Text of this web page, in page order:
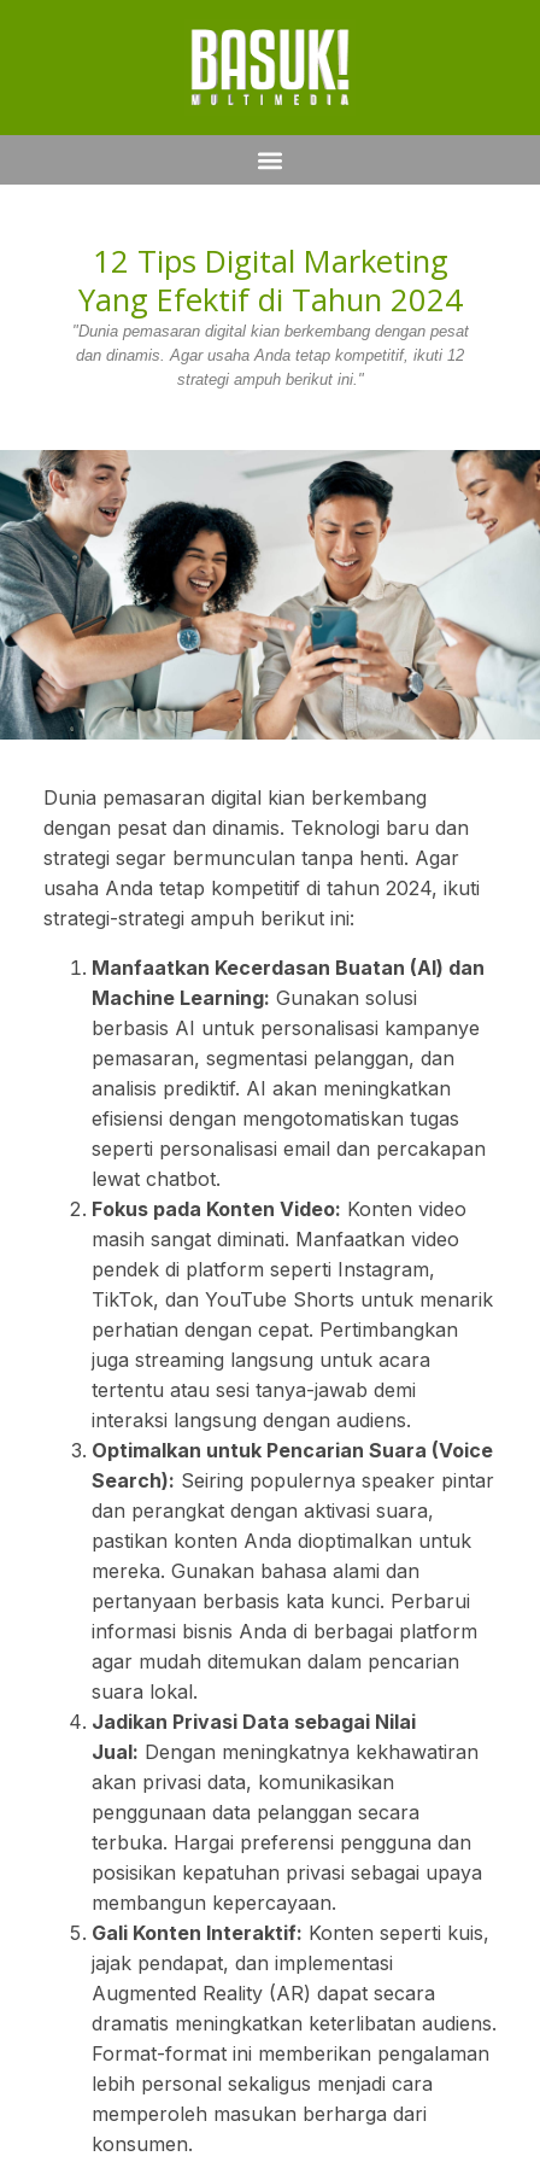
12 Tips Digital Marketing
Yang Efektif di Tahun 2024
"Dunia pemasaran digital kian berkembang dengan pesat
dan dinamis. Agar usaha Anda tetap kompetitif, ikuti 12
strategi ampuh berikut ini."
Dunia pemasaran digital kian berkembang
dengan pesat dan dinamis. Teknologi baru dan
strategi segar bermunculan tanpa henti. Agar
usaha Anda tetap kompetitif di tahun 2024, ikuti
strategi-strategi ampuh berikut ini:
Manfaatkan Kecerdasan Buatan (AI) dan
Machine Learning: Gunakan solusi
berbasis AI untuk personalisasi kampanye
pemasaran, segmentasi pelanggan, dan
analisis prediktif. AI akan meningkatkan
efisiensi dengan mengotomatiskan tugas
seperti personalisasi email dan percakapan
lewat chatbot.
Fokus pada Konten Video: Konten video
masih sangat diminati. Manfaatkan video
pendek di platform seperti Instagram,
TikTok, dan YouTube Shorts untuk menarik
perhatian dengan cepat. Pertimbangkan
juga streaming langsung untuk acara
tertentu atau sesi tanya-jawab demi
interaksi langsung dengan audiens.
Optimalkan untuk Pencarian Suara (Voice
Search): Seiring populernya speaker pintar
dan perangkat dengan aktivasi suara,
pastikan konten Anda dioptimalkan untuk
mereka. Gunakan bahasa alami dan
pertanyaan berbasis kata kunci. Perbarui
informasi bisnis Anda di berbagai platform
agar mudah ditemukan dalam pencarian
suara lokal.
Jadikan Privasi Data sebagai Nilai
Jual: Dengan meningkatnya kekhawatiran
akan privasi data, komunikasikan
penggunaan data pelanggan secara
terbuka. Hargai preferensi pengguna dan
posisikan kepatuhan privasi sebagai upaya
membangun kepercayaan.
Gali Konten Interaktif: Konten seperti kuis,
jajak pendapat, dan implementasi
Augmented Reality (AR) dapat secara
dramatis meningkatkan keterlibatan audiens.
Format-format ini memberikan pengalaman
lebih personal sekaligus menjadi cara
memperoleh masukan berharga dari
konsumen.